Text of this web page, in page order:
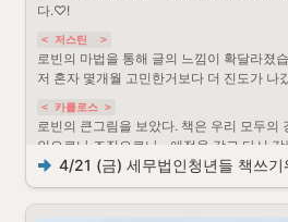
다.♡!
< 저스틴  >
로빈의 마법을 통해 글의 느낌이 확달라졌
저 혼자 몇개월 고민한거보다 더 진도가 나
< 카를로스 >
로빈의 큰그림을 보았다. 책은 우리 모두의
인으로나 조직으로나~ 애정을 갖고 다시
있겠다.4/21 (금) 세무법인청년들 책쓰기